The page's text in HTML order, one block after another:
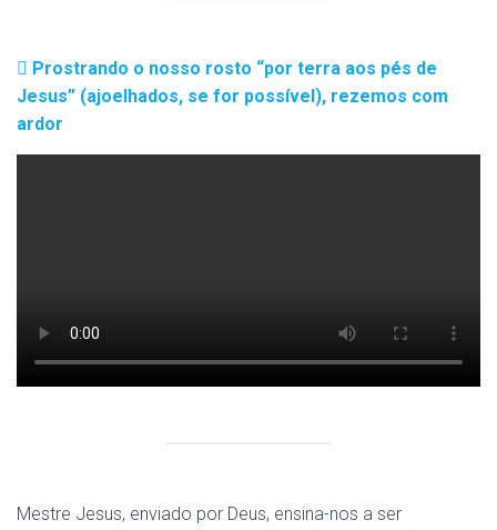
Prostrando o nosso rosto “por terra aos pés de
Jesus” (ajoelhados, se for possível), rezemos com
ardor
Mestre Jesus, enviado por Deus, ensina-nos a ser